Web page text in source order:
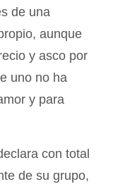
de una
aunque
y asco por
uno no ha
y para
con total
de su grupo,